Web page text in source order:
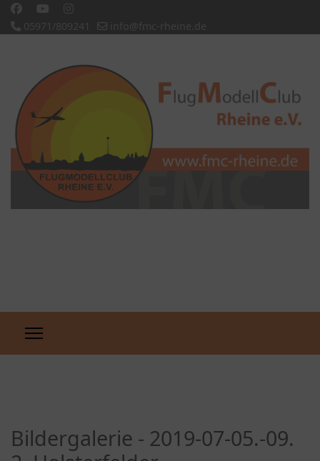
05971/809241 info@fmc-rheine.de
Bildergalerie - 2019-07-05.-09.